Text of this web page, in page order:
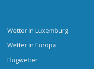
Wetter in Luxemburg
Wetter in Europa
Flugwetter